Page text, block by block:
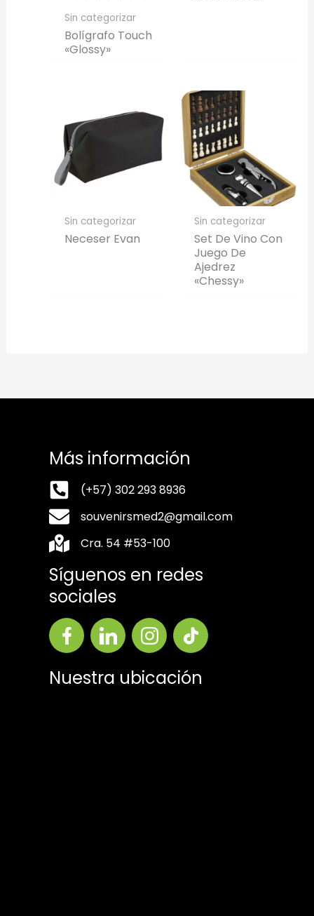
Sin categorizar
Bolígrafo Touch
«Glossy»
Sin categorizar
Neceser Evan
Sin categorizar
Set De Vino Con
Juego De
Ajedrez
«Chessy»
Más información
(+57) 302 293 8936
souvenirsmed2@gmail.com
Cra. 54 #53-100
Síguenos en redes
sociales
Nuestra ubicación